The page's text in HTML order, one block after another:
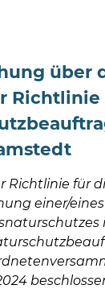
über
Richtlinie
Richtlinie für
einer/